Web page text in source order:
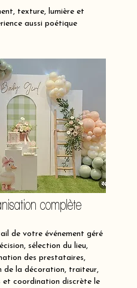
texture, lumière et
aussi poétique
complète
de votre événement géré
sélection du lieu,
des prestataires,
de la décoration, traiteur,
et coordination discrète le